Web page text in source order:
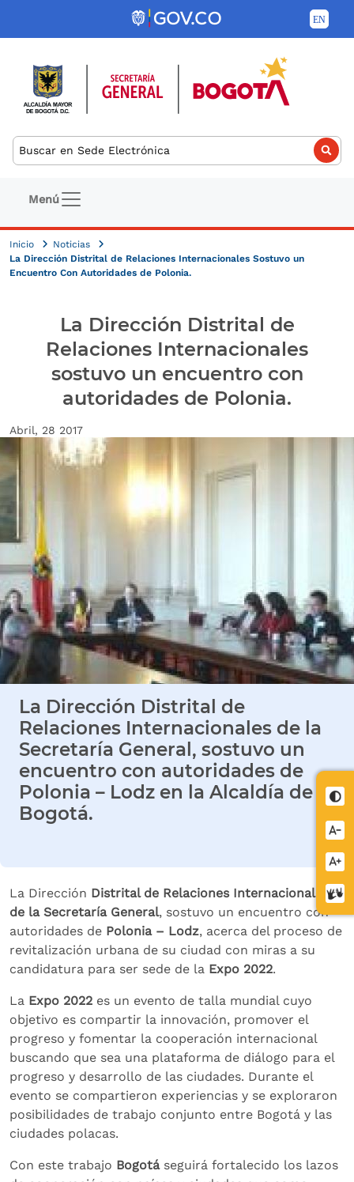
Pasar al contenido principal
de
Buscar
Navegación principal
Menú
Inicio
Noticias
La Dirección Distrital de Relaciones Internacionales Sostuvo un
Encuentro Con Autoridades de Polonia.
La Dirección Distrital de
Relaciones Internacionales
sostuvo un encuentro con
autoridades de Polonia.
Fecha de creación
Abril, 28 2017
Imagen Noticia
La Dirección Distrital de
Relaciones Internacionales de la
Secretaría General, sostuvo un
encuentro con autoridades de
Polonia – Lodz en la Alcaldía de
Bogotá.
La Dirección Distrital de Relaciones Internacionales
de la Secretaría General, sostuvo un encuentro con
autoridades de Polonia – Lodz, acerca del proceso de
revitalización urbana de su ciudad con miras a su
candidatura para ser sede de la Expo 2022.
La Expo 2022 es un evento de talla mundial cuyo
objetivo es compartir la innovación, promover el
progreso y fomentar la cooperación internacional
buscando que sea una plataforma de diálogo para el
progreso y desarrollo de las ciudades. Durante el
evento se compartieron experiencias y se exploraron
posibilidades de trabajo conjunto entre Bogotá y las
ciudades polacas.
Con este trabajo Bogotáseguirá fortalecido los lazos